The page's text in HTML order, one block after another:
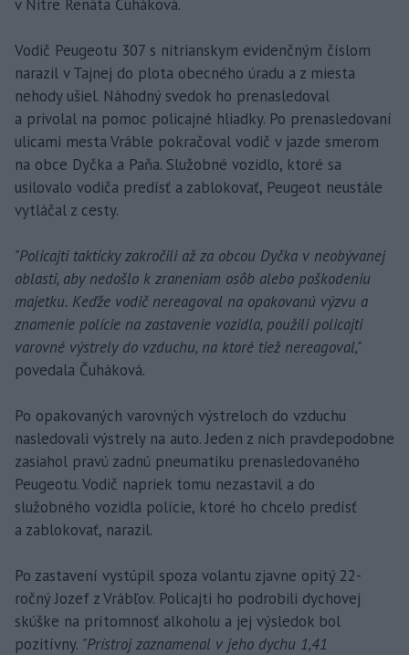
v Nitre Renáta Čuháková.
Vodič Peugeotu 307 s nitrianskym evidenčným číslom
narazil v Tajnej do plota obecného úradu a z miesta
nehody ušiel. Náhodný svedok ho prenasledoval
a privolal na pomoc policajné hliadky. Po prenasledovaní
ulicami mesta Vráble pokračoval vodič v jazde smerom
na obce Dyčka a Paňa. Služobné vozidlo, ktoré sa
usilovalo vodiča predísť a zablokovať, Peugeot neustále
vytláčal z cesty.
"Policajti takticky zakročili až za obcou Dyčka v neobývanej
oblasti, aby nedošlo k zraneniam osôb alebo poškodeniu
majetku. Keďže vodič nereagoval na opakovanú výzvu a
znamenie polície na zastavenie vozidla, použili policajti
varovné výstrely do vzduchu, na ktoré tiež nereagoval,"
povedala Čuháková.
Po opakovaných varovných výstreloch do vzduchu
nasledovali výstrely na auto. Jeden z nich pravdepodobne
zasiahol pravú zadnú pneumatiku prenasledovaného
Peugeotu. Vodič napriek tomu nezastavil a do
služobného vozidla polície, ktoré ho chcelo predísť
a zablokovať, narazil.
Po zastavení vystúpil spoza volantu zjavne opitý 22-
ročný Jozef z Vrábľov. Policajti ho podrobili dychovej
skúške na prítomnosť alkoholu a jej výsledok bol
pozitívny. "Prístroj zaznamenal v jeho dychu 1,41